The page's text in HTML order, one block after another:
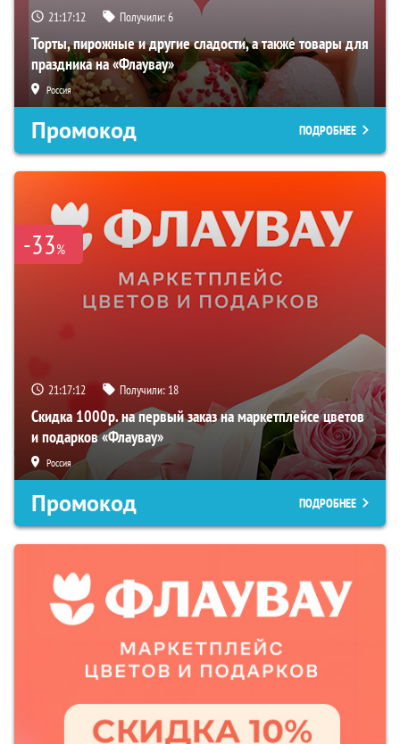
21:17:11 Получили:6
Торты, пирожные и другие сладости, а также товары для
праздника на «Флаувау»
Россия
Промокод ПОДРОБНЕЕ
-33%
21:17:11 Получили: 18
Скидка 1000р. на первый заказ на маркетплейсе цветов
и подарков «Флаувау»
Россия
Промокод ПОДРОБНЕЕ